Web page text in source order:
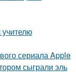
учителю
сериала Apple
сыграли эль